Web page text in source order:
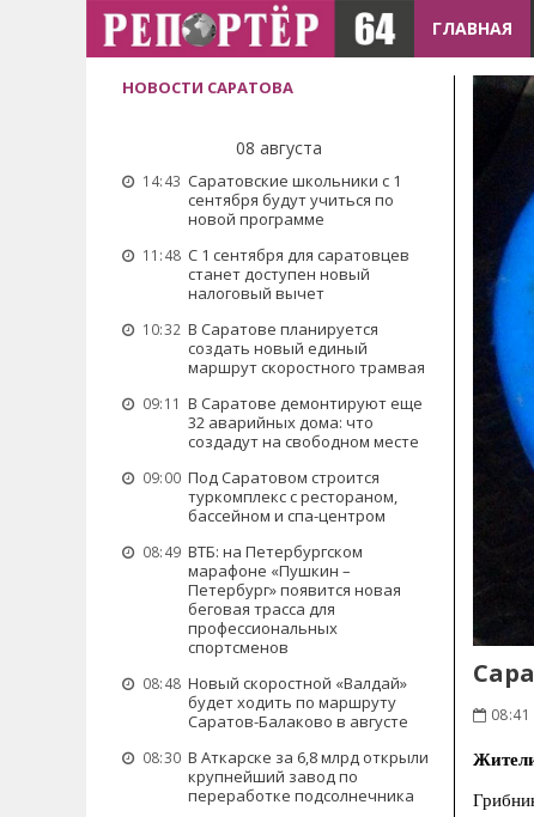
ГЛАВНАЯ
НОВОСТИ САРАТОВА
08 августа
14:43 Саратовские школьники с 1
сентября будут учиться по
новой программе
11:48 С 1 сентября для саратовцев
станет доступен новый
налоговый вычет
10:32 В Саратове планируется
создать новый единый
маршрут скоростного трамвая
09:11 В Саратове демонтируют еще
32 аварийных дома: что
создадут на свободном месте
09:00 Под Саратовом строится
туркомплекс с рестораном,
бассейном и спа-центром
08:49 ВТБ: на Петербургском
марафоне «Пушкин –
Петербург» появится новая
беговая трасса для
профессиональных
спортсменов
08:48 Новый скоростной «Валдай»
будет ходить по маршруту
Саратов-Балаково в августе
08:30 В Аткарске за 6,8 млрд открыли
крупнейший завод по
переработке подсолнечника